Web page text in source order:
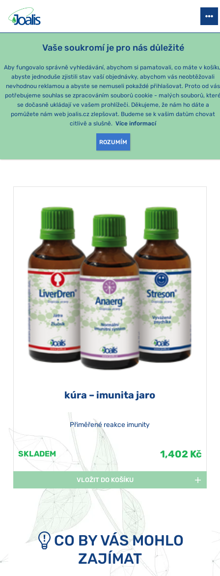
Vaše soukromí je pro nás důležité
Aby fungovalo správně vyhledávání, abychom si pamatovali, co máte v
abyste jednoduše zjistili stav vaší objednávky, abychom vás neobtěžovali
nevhodnou reklamou a abyste se nemuseli pokaždé přihlašovat. Proto od vás
potřebujeme souhlas se zpracováním souborů cookie - malých souborů,
se dočasně ukládají ve vašem prohlížeči. Děkujeme, že nám ho dáte a
pomůžete nám web joalis.cz zlepšovat. Budeme se k vašim datům chovat
citlivě a slušně. Více informací
ROZUMÍM
PRODUKTY PODLE OBTÍŽÍ SEZÓNNÍ BALÍČKY PRO DĚTI
Imunita - jaro
PRODUKTY PODLE
KATEGORIE:
IMUNITA - JARO
kúra – imunita jaro
Přiměřené reakce imunity
SKLADEM 1,402 Kč
VLOŽIT DO KOŠÍKU
CO BY VÁS MOHLO
ZAJÍMAT